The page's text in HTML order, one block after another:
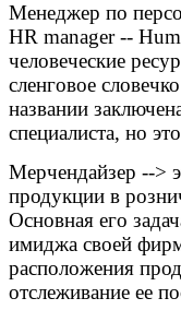
Менеджер по
HR manager --
человеческие
сленговое
названии
специалиста, но
Мерчендайзер -->
продукции в
Основная его
имиджа своей
расположения
отслеживание ее